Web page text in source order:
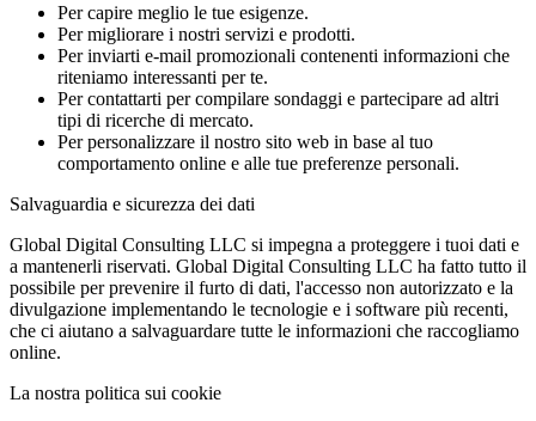
Per capire meglio le tue esigenze.
Per migliorare i nostri servizi e prodotti.
Per inviarti e-mail promozionali contenenti informazioni che
riteniamo interessanti per te.
Per contattarti per compilare sondaggi e partecipare ad altri
tipi di ricerche di mercato.
Per personalizzare il nostro sito web in base al tuo
comportamento online e alle tue preferenze personali.
Salvaguardia e sicurezza dei dati
Global Digital Consulting LLC si impegna a proteggere i tuoi dati e
a mantenerli riservati. Global Digital Consulting LLC ha fatto tutto il
possibile per prevenire il furto di dati, l'accesso non autorizzato e la
divulgazione implementando le tecnologie e i software più recenti,
che ci aiutano a salvaguardare tutte le informazioni che raccogliamo
online.
La nostra politica sui cookie